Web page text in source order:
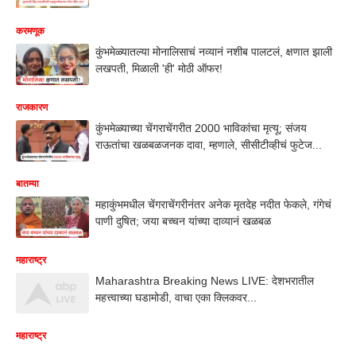
करमणूक
कुंभमेळ्यातल्या मोनालिसाचं नव्यानं नशीब पालटलं, क्षणात झाली
लखपती, मिळाली 'ही' मोठी ऑफर!
राजकारण
कुंभमेळ्याच्या चेंगराचेंगरीत 2000 भाविकांचा मृत्यू; संजय
राऊतांचा खळबळजनक दावा, म्हणाले, सीसीटीव्हीचं फुटेज...
बातम्या
महाकुंभमधील चेंगराचेंगरीनंतर अनेक मृतदेह नदीत फेकले, गंगेचं
पाणी दुषित; जया बच्चन यांच्या दाव्यानं खळबळ
महाराष्ट्र
Maharashtra Breaking News LIVE: देशभरातील
महत्त्वाच्या घडामोडी, वाचा एका क्लिकवर...
महाराष्ट्र